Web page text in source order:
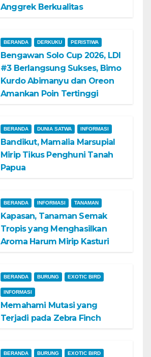
Anggrek Berkualitas
BERANDA DERKUKU PERISTIWA
Bengawan Solo Cup 2026, LDI
#3 Berlangsung Sukses, Bimo
Kurdo Abimanyu dan Oreon
Amankan Poin Tertinggi
BERANDA DUNIA SATWA INFORMASI
Bandikut, Mamalia Marsupial
Mirip Tikus Penghuni Tanah
Papua
BERANDA INFORMASI TANAMAN
Kapasan, Tanaman Semak
Tropis yang Menghasilkan
Aroma Harum Mirip Kasturi
BERANDA BURUNG EXOTIC BIRD
INFORMASI
Memahami Mutasi yang
Terjadi pada Zebra Finch
BERANDA BURUNG EXOTIC BIRD